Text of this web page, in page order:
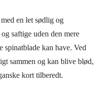
en let sødlig og
saftige uden den mere
spinatblade kan have. Ved
sammen og kan blive blød,
kort tilberedt.